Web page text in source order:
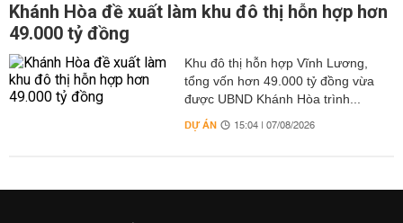
Khánh Hòa đề xuất làm khu đô thị hỗn hợp hơn
49.000 tỷ đồng
Khu đô thị hỗn hợp Vĩnh Lương,
tổng vốn hơn 49.000 tỷ đồng vừa
được UBND Khánh Hòa trình...
DỰ ÁN 15:04 | 07/08/2026